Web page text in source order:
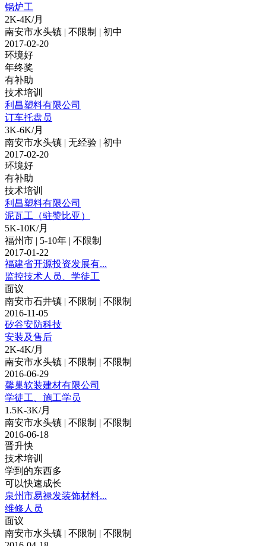
锅炉工
2K-4K/月
南安市水头镇 | 不限制 | 初中
2017-02-20
环境好
年终奖
有补助
技术培训
利昌塑料有限公司
订车托盘员
3K-6K/月
南安市水头镇 | 无经验 | 初中
2017-02-20
环境好
有补助
技术培训
利昌塑料有限公司
泥瓦工（驻赞比亚）
5K-10K/月
福州市 | 5-10年 | 不限制
2017-01-22
福建省开源投资发展有...
监控技术人员、学徒工
面议
南安市石井镇 | 不限制 | 不限制
2016-11-05
矽谷安防科技
安装及售后
2K-4K/月
南安市水头镇 | 不限制 | 不限制
2016-06-29
馨巢软装建材有限公司
学徒工、施工学员
1.5K-3K/月
南安市水头镇 | 不限制 | 不限制
2016-06-18
晋升快
技术培训
学到的东西多
可以快速成长
泉州市易禄发装饰材料...
维修人员
面议
南安市水头镇 | 不限制 | 不限制